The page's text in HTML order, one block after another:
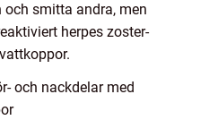
smitta andra, men
herpes zoster-
och nackdelar med